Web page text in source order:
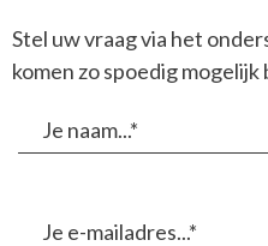
Stel uw vraag via het
komen zo spoedig mogelijk